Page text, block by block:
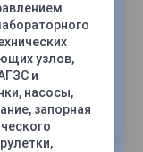
КМ(2)
узлов,
и
насосы,
запорная